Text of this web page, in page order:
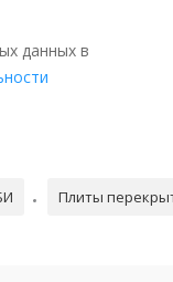
данных в
Плиты